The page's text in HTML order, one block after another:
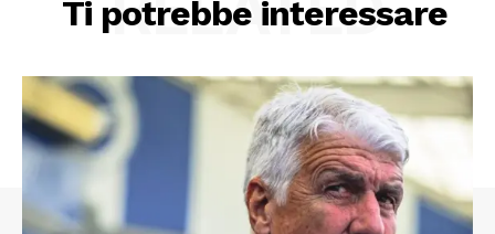
Ti potrebbe interessare